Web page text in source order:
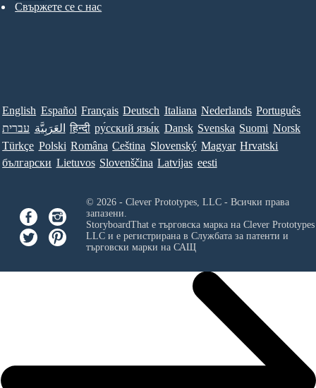
Свържете се с нас
English Español Français Deutsch Italiana Nederlands Português
עברית العَرَبِيَّة हिन्दी ру́сский язы́к Dansk Svenska Suomi Norsk
Türkçe Polski Româna Ceština Slovenský Magyar Hrvatski
български Lietuvos Slovenščina Latvijas eesti
© 2026 - Clever Prototypes, LLC - Всички права
запазени.
StoryboardThat е търговска марка на Clever
LLCи е регистрирана в Службата за патенти и
търговски марки на САЩ